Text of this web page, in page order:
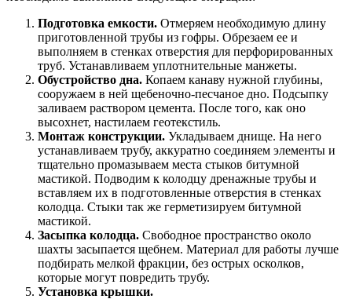
Подготовка емкости. Отмеряем необходимую длину
приготовленной трубы из гофры. Обрезаем ее и
выполняем в стенках отверстия для перфорированных
труб. Устанавливаем уплотнительные манжеты.
Обустройство дна. Копаем канаву нужной глубины,
сооружаем в ней щебеночно-песчаное дно. Подсыпку
заливаем раствором цемента. После того, как оно
высохнет, настилаем геотекстиль.
Монтаж конструкции. Укладываем днище. На него
устанавливаем трубу, аккуратно соединяем элементы и
тщательно промазываем места стыков битумной
мастикой. Подводим к колодцу дренажные трубы и
вставляем их в подготовленные отверстия в стенках
колодца. Стыки так же герметизируем битумной
мастикой.
Засыпка колодца. Свободное пространство около
шахты засыпается щебнем. Материал для работы лучше
подбирать мелкой фракции, без острых осколков,
которые могут повредить трубу.
Установка крышки.